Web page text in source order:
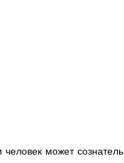
может